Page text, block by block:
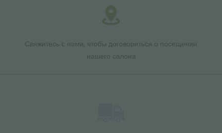
Свяжитесь с нами, чтобы договориться о посещении
нашего салона